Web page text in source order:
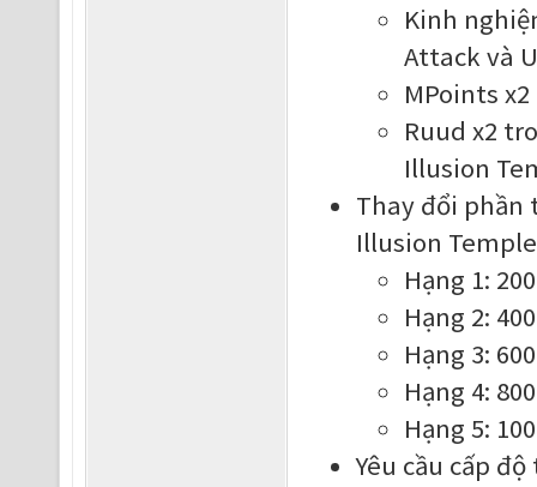
Kinh
Attack và
MPoints
Ruud x2
Illusion
Thay đổi phần
Illusion
Hạng 1:
Hạng 2:
Hạng 3:
Hạng 4:
Hạng 5:
Yêu cầu cấp